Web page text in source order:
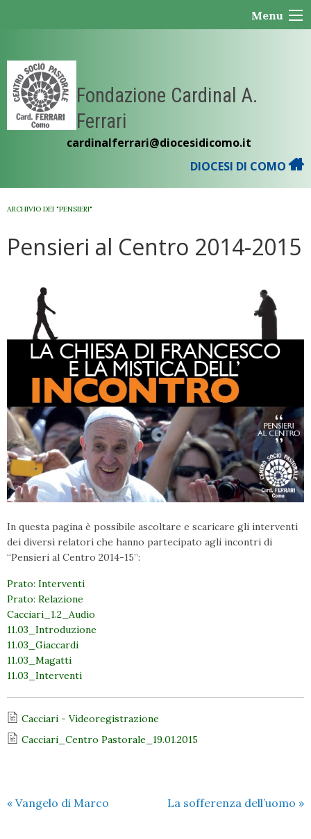
Menu
Fondazione Cardinal A.
Ferrari
cardinalferrari@diocesidicomo.it
DIOCESI DI COMO
ARCHIVIO DEI "PENSIERI"
Pensieri al Centro 2014-2015
In questa pagina è possibile ascoltare e scaricare gli interventi
dei diversi relatori che hanno partecipato agli incontri di
“Pensieri al Centro 2014-15”:
Prato: Interventi
Prato: Relazione
Cacciari_1.2_Audio
11.03_Introduzione
11.03_Giaccardi
11.03_Magatti
11.03_Interventi
Cacciari - Videoregistrazione
Cacciari_Centro Pastorale_19.01.2015
« Vangelo di Marco La sofferenza dell’uomo »